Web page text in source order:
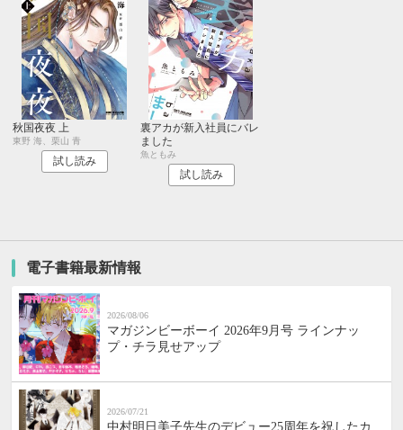
秋国夜夜 上
東野 海、栗山 青
試し読み
裏アカが新入社員にバレ
ました
魚ともみ
試し読み
電子書籍最新情報
2026/08/06
マガジンビーボーイ 2026年9月号 ラインナッ
プ・チラ見せアップ
2026/07/21
中村明日美子先生のデビュー25周年を祝したカ